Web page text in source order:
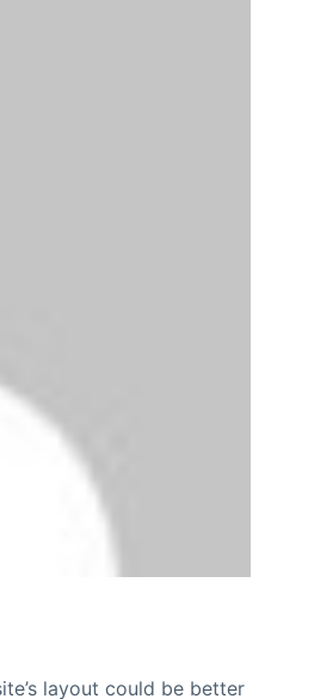
layout could be better